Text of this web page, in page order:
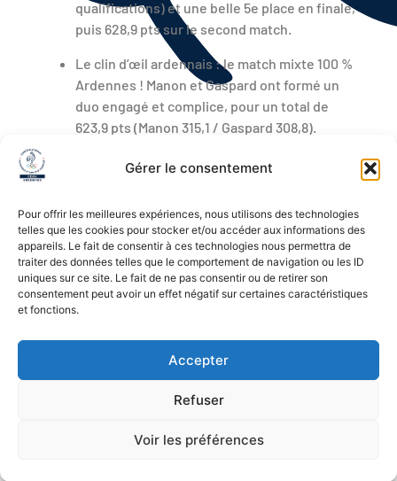
Gérer le consentement
Pour offrir les meilleures expériences, nous utilisons des technologies
telles que les cookies pour stocker et/ou accéder aux informations des
appareils. Le fait de consentir à ces technologies nous permettra de
traiter des données telles que le comportement de navigation ou les ID
uniques sur ce site. Le fait de ne pas consentir ou de retirer son
consentement peut avoir un effet négatif sur certaines caractéristiques
et fonctions.
Accepter
Refuser
Voir les préférences
qualifications) et une belle 5e place en finale,
puis 628,9 pts sur le second match.
Le clin d’œil ardennais : le match mixte 100 %
Ardennes ! Manon et Gaspard ont formé un
duo engagé et complice, pour un total de
623,9 pts (Manon 315,1 / Gaspard 308,8).
PRÉCÉDENT
Coupe du monde d’escrime Salt Lake City – Lucas GUILLEY
SUIVANT
Champion de France de Tir
Mentions légales
© 2025 CDOS ARDENNES